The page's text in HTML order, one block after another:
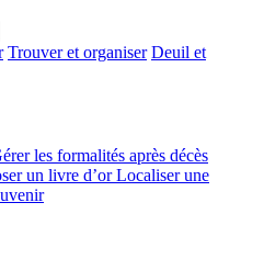
Trouver et organiser Deuil et
les formalités après décès
un livre d’orLocaliser une